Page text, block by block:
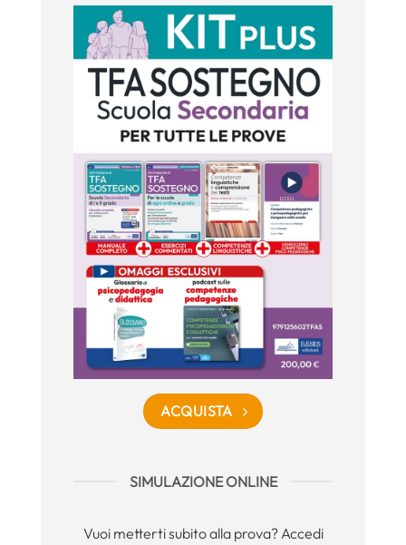
ACQUISTA
SIMULAZIONE ONLINE
Vuoi metterti subito alla prova? Accedi